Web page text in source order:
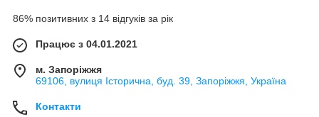
86% позитивних з 14 відгуків за рік
Працює з 04.01.2021
м. Запоріжжя
69106, вулиця Історична, буд. 39, Запоріжжя, Україна
Контакти